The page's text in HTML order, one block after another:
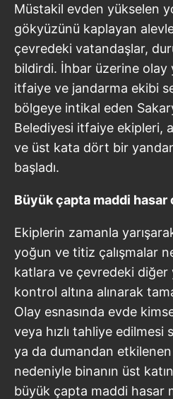
Müstakil evden yükselen
gökyüzünü kaplayan
çevredeki vatandaşlar,
bildirdi. İhbar üzerine olay
itfaiye ve jandarma ekibi
bölgeye intikal eden
Belediyesi itfaiye ekipleri,
ve üst kata dört bir
başladı.
Büyük çapta maddi hasar
Ekiplerin zamanla
yoğun ve titiz çalışmalar
katlara ve çevredeki diğer
kontrol altına alınarak
Olay esnasında evde
veya hızlı tahliye edilmesi
ya da dumandan
nedeniyle binanın üst
büyük çapta maddi hasar